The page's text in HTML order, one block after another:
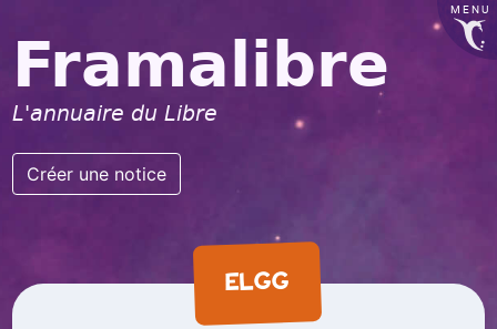
MENU
Framalibre
L'annuaire du Libre
Créer une notice
ELGG